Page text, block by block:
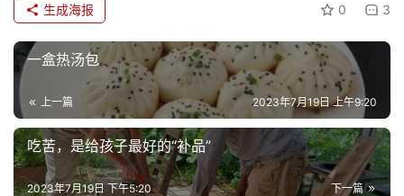
题
更
多
0 3
生成海报
一盒热汤包
上一篇 2023年7月19日 上午9:20
吃苦，是给孩子最好的“补品”
下一篇
2023年7月19日 下午5:20